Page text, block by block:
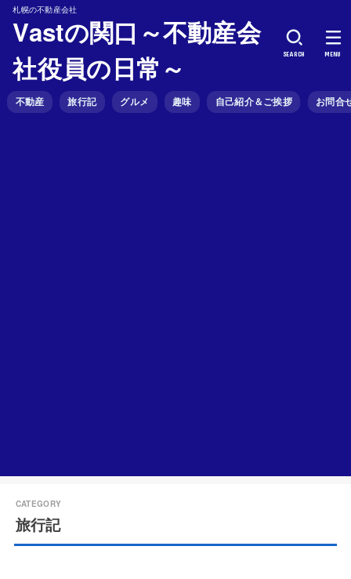
札幌の不動産会社
Vastの関口～不動産会
社役員の日常～
不動産 旅行記 グルメ 趣味 自己紹介＆ご挨拶 お問合
SEARCH MENU
旅行記